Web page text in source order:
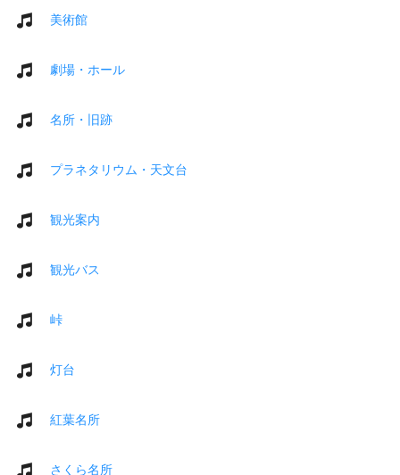
美術館
劇場・ホール
名所・旧跡
プラネタリウム・天文台
観光案内
観光バス
峠
灯台
紅葉名所
さくら名所